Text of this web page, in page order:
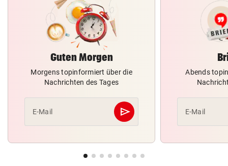
Guten Morgen
Morgens topinformiert über die
Nachrichten des Tages
E-Mail send
Abschicken
Abends
E-Mail